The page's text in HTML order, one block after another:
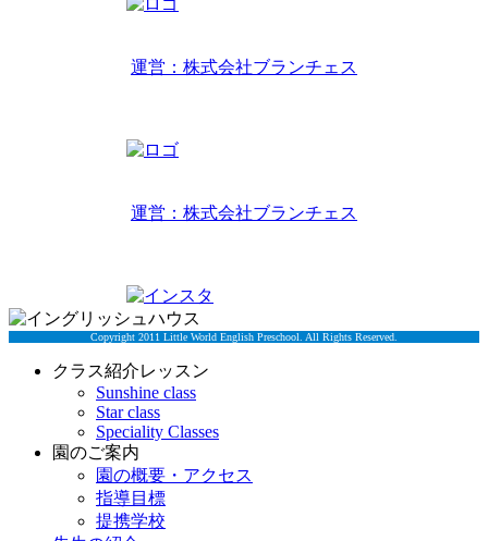
運営：株式会社ブランチェス
運営：株式会社ブランチェス
Copyright 2011 Little World English Preschool. All Rights Reserved.
クラス紹介レッスン
Sunshine class
Star class
Speciality Classes
園のご案内
園の概要・アクセス
指導目標
提携学校